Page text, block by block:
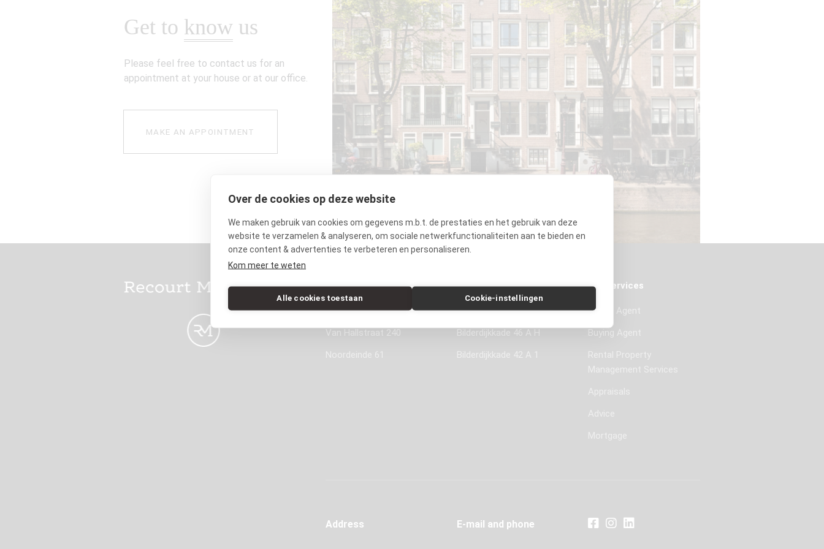
Over de cookies op deze website
We maken gebruik van cookies om gegevens m.b.t. de prestaties en het gebruik van deze
website te verzamelen & analyseren, om sociale netwerkfunctionaliteiten aan te bieden en
onze content & advertenties te verbeteren en personaliseren.
Kom meer te weten
Alle cookies toestaan Cookie-instellingen
Get to know us
Please feel free to contact us for an
appointment at your house or at our office.
MAKE AN APPOINTMENT
Recent buy offers
Leerdamhof 7
Van Hallstraat 240
Noordeinde 61
Recent rent offers
Cruquiusweg 105 B
Bilderdijkkade 46 A H
Bilderdijkkade 42 A 1
Our services
Selling Agent
Buying Agent
Rental Property
Address E-mail and phone